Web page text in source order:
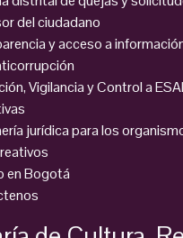
del ciudadano
y acceso a
Vigilancia y Control a
jurídica para los
en Bogotá